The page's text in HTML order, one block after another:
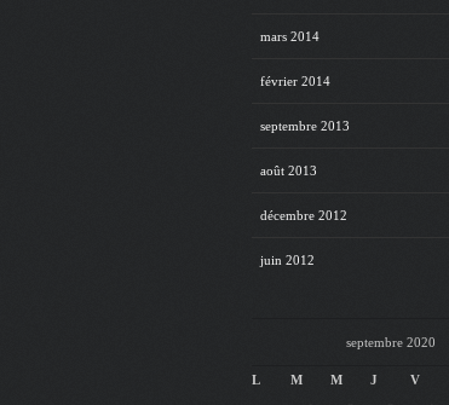
mars 2014
février 2014
septembre 2013
août 2013
décembre 2012
juin 2012
septembre 2020
L M M J V